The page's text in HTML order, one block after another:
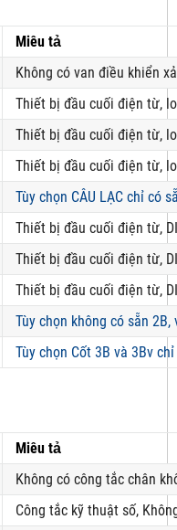
Miêu tả
Không có van điều khiển
Thiết bị đầu cuối điện từ,
Thiết bị đầu cuối điện từ,
Thiết bị đầu cuối điện từ,
Tùy chọn CÂU LẠC chỉ có
Thiết bị đầu cuối điện từ,
Thiết bị đầu cuối điện từ,
Thiết bị đầu cuối điện từ,
Tùy chọn không có sẵn
Tùy chọn Cốt 3B và 3Bv
Miêu tả
Không có công tắc chân
Công tắc kỹ thuật số,